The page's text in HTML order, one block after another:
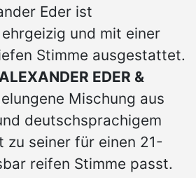
Eder ist
und mit einer
Stimme ausgestattet.
EDER &
Mischung aus
deutschsprachigem
zu seiner für einen 21-
reifen Stimme passt.